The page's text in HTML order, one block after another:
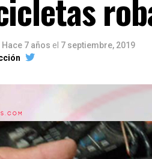
Hace 7 años el 7 septiembre, 2019